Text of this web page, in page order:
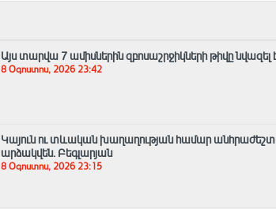
Այս տարվա 7 ամիսներին զբոսաշրջիկների թիվը նվազել
8 Օգոստոս, 2026 23:42
Կայուն ու տևական խաղաղության համար
արձակվեն․ Բեգլարյան
8 Օգոստոս, 2026 23:15